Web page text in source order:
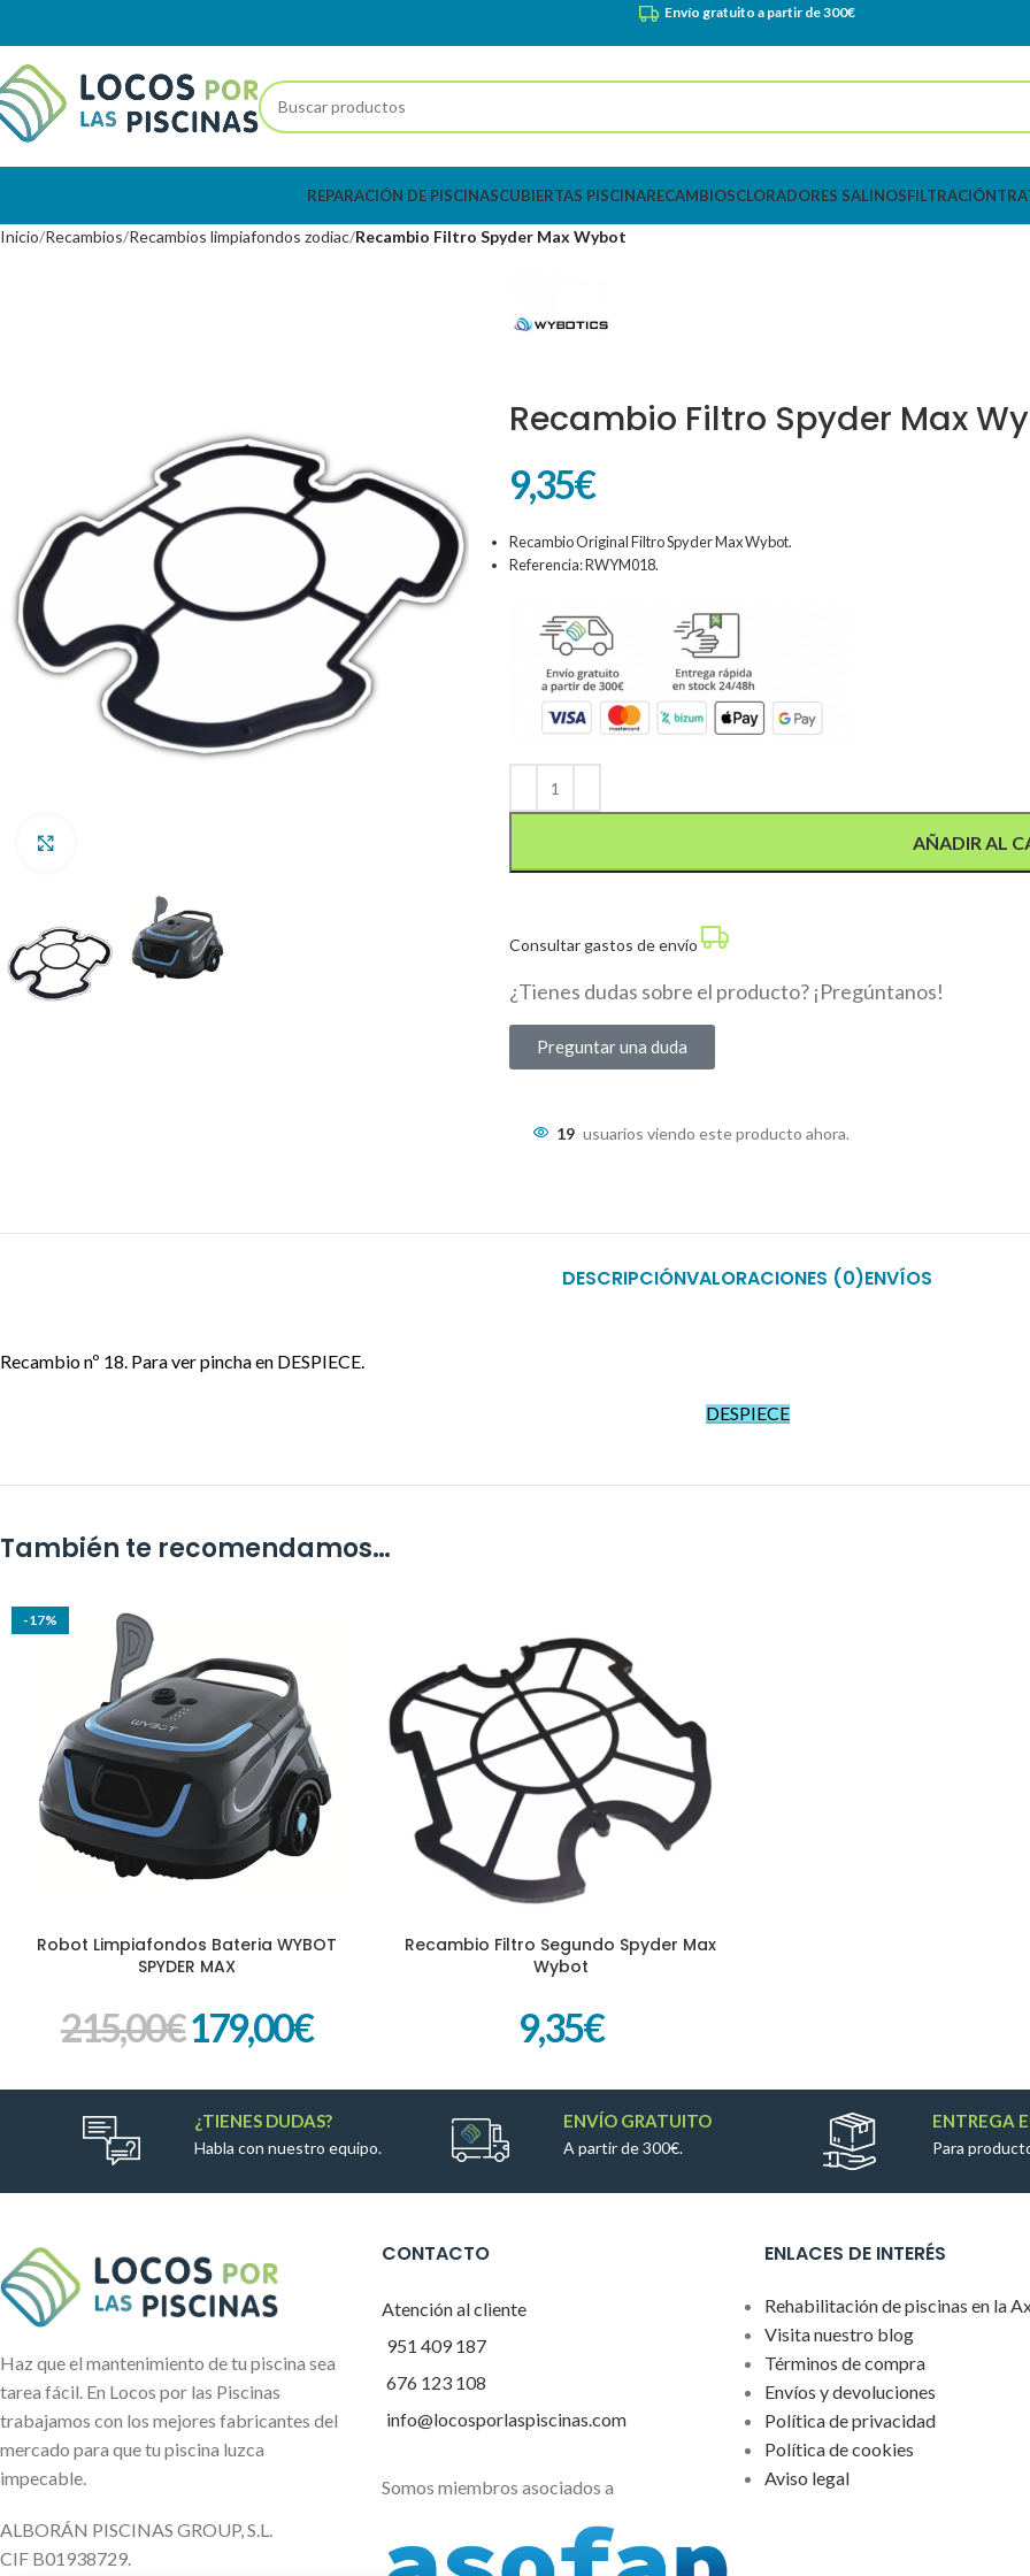
Envío gratuito a partir de 300€
REPARACIÓN DE PISCINASCUBIERTAS PISCINARECAMBIOSCLORADORES SALINOSFILTRACIÓN
Inicio Recambios Recambios limpiafondos zodiac Recambio Filtro Spyder Max Wybot
Recambio Filtro Spyder Max
9,35€
Recambio Original Filtro Spyder Max Wybot.
Referencia: RWYM018.
AÑADIR AL
Consultar gastos de envío
¿Tienes dudas sobre el producto? ¡Pregúntanos!
Preguntar una duda
19 usuarios viendo este producto ahora.
DESCRIPCIÓNVALORACIONES (0)ENVÍOS
Recambio nº 18. Para ver pincha en DESPIECE.
DESPIECE
También te recomendamos…
-17%
AÑADIR AL CARRITO
Robot Limpiafondos Bateria WYBOT
SPYDER MAX
215,00€179,00€
AÑADIR AL CARRITO
Recambio Filtro Segundo Spyder Max
Wybot
9,35€
¿TIENES DUDAS?
Habla con nuestro equipo.
ENVÍO GRATUITO
A partir de 300€.
ENTREGA
Para
Haz que el mantenimiento de tu piscina sea
tarea fácil. En Locos por las Piscinas
trabajamos con los mejores fabricantes del
mercado para que tu piscina luzca
impecable.
ALBORÁN PISCINAS GROUP, S.L.
CIF B01938729.
CONTACTO
Atención al cliente
951 409 187
676 123 108
info@locosporlaspiscinas.com
Somos miembros asociados a
ENLACES DE INTERÉS
Rehabilitación de piscinas en la
Visita nuestro blog
Términos de compra
Envíos y devoluciones
Política de privacidad
Política de cookies
Aviso legal